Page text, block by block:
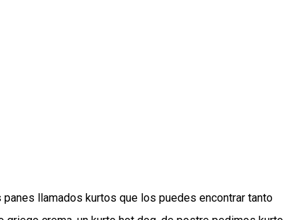
llamados kurtos que los puedes encontrar tanto